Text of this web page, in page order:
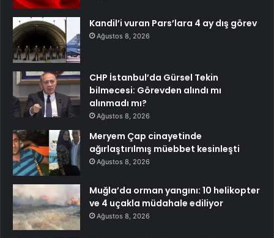
Kandil’i vuran Pars’lara 4 ay dış görev
Ağustos 8, 2026
CHP İstanbul’da Gürsel Tekin
bilmecesi: Görevden alındı mı
alınmadı mı?
Ağustos 8, 2026
Meryem Çap cinayetinde
ağırlaştırılmış müebbet kesinleşti
Ağustos 8, 2026
Muğla’da orman yangını: 10 helikopter
ve 4 uçakla müdahale ediliyor
Ağustos 8, 2026